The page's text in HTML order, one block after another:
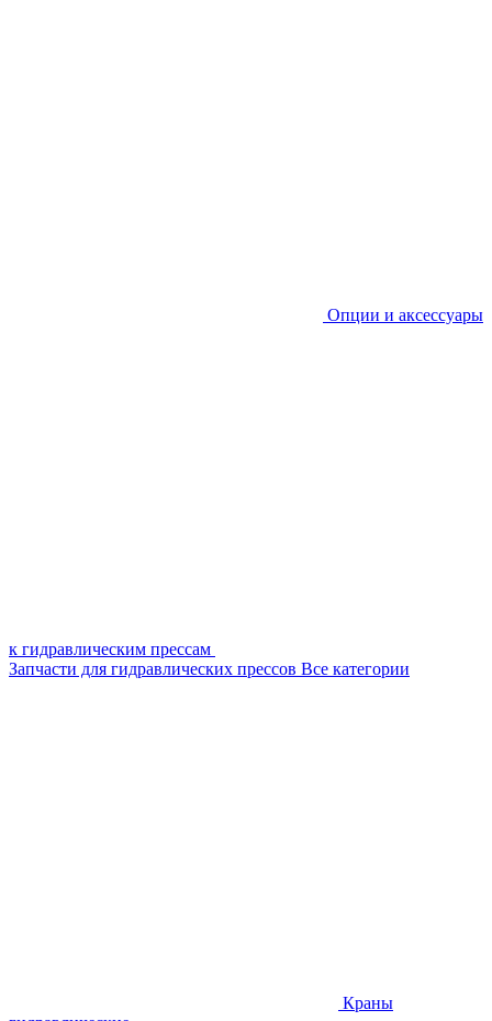
Опции и аксессуары
к гидравлическим прессам
Запчасти для гидравлических прессов Все категории
Краны